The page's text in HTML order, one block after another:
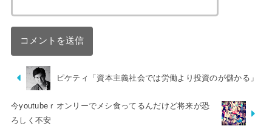
ピケティ「資本主義社会では労働より投資のが儲かる」
今youtubeｒオンリーでメシ食ってるんだけど将来が恐
ろしく不安